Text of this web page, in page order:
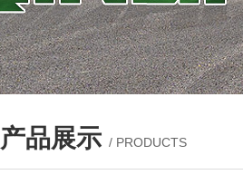
产品展示 / PRODUCTS